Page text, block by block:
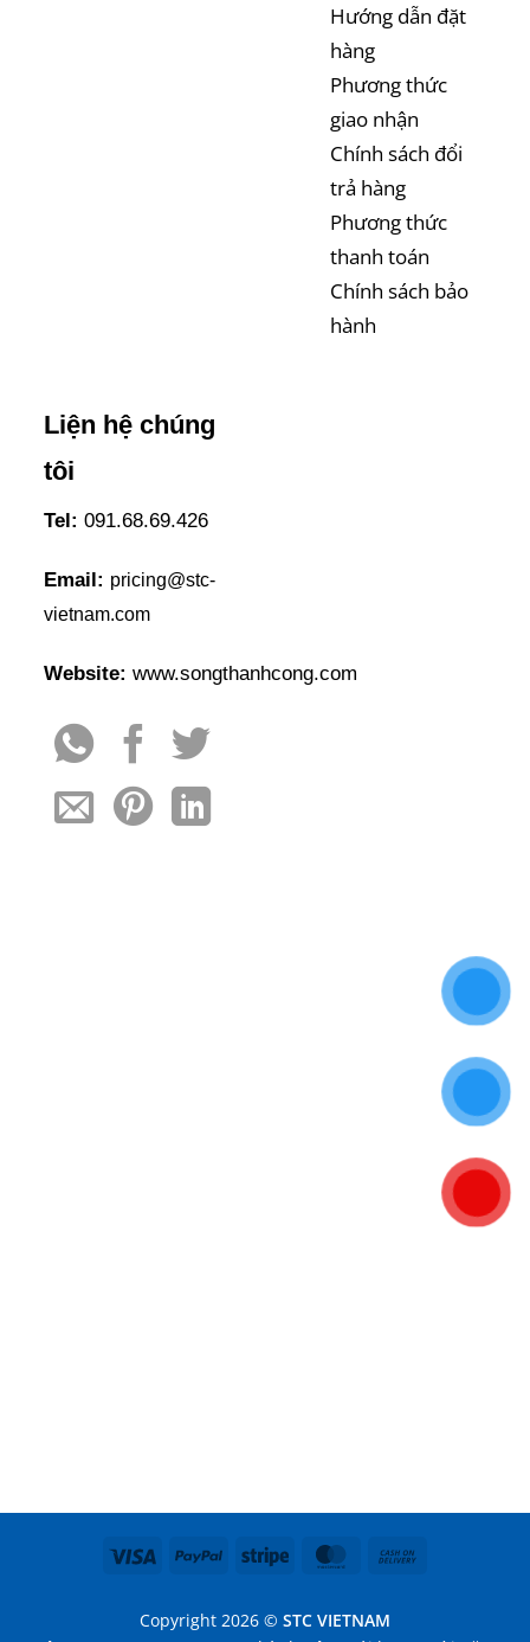
Hướng dẫn đặt
hàng
Phương thức
giao nhận
Chính sách đổi
trả hàng
Phương thức
thanh toán
Chính sách bảo
hành
Liện hệ chúng
tôi
Tel: 091.68.69.426
Email: pricing@stc-
vietnam.com
Website:www.songthanhcong.com
Visa PayPal Stripe MasterCard
Copyright 2026 © STC VIETNAM